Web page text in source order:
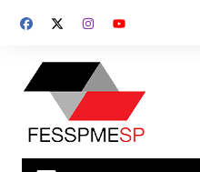
para
conteúdo